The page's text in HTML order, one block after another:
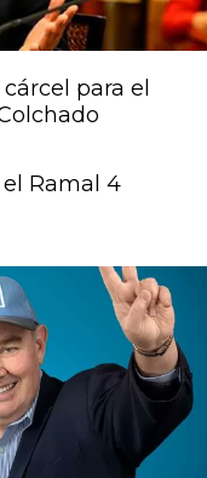
para el
Ramal 4